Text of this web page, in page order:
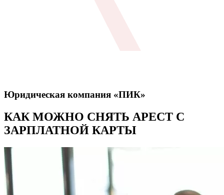
Юридическая компания «ПИК»
КАК МОЖНО СНЯТЬ АРЕСТ С
ЗАРПЛАТНОЙ КАРТЫ